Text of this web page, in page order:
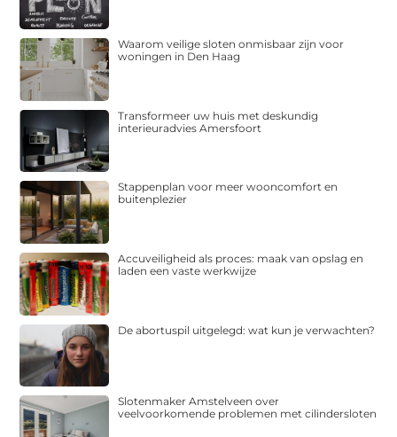
Waarom veilige sloten onmisbaar zijn voor
woningen in Den Haag
Transformeer uw huis met deskundig
interieuradvies Amersfoort
Stappenplan voor meer wooncomfort en
buitenplezier
Accuveiligheid als proces: maak van opslag en
laden een vaste werkwijze
De abortuspil uitgelegd: wat kun je verwachten?
Slotenmaker Amstelveen over
veelvoorkomende problemen met cilindersloten